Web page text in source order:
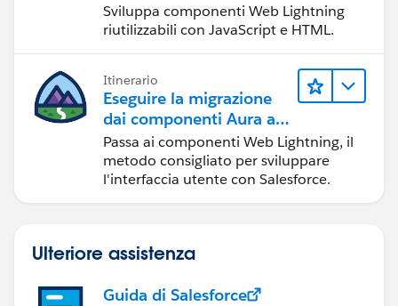
Sviluppa componenti Web Lightning
riutilizzabili con JavaScript e HTML.
Itinerario
Eseguire la migrazione
dai componenti Aura ai
componenti Web
Lightning
Passa ai componenti Web Lightning, il
metodo consigliato per sviluppare
l'interfaccia utente con Salesforce.
Ulteriore assistenza
Guida di Salesforce